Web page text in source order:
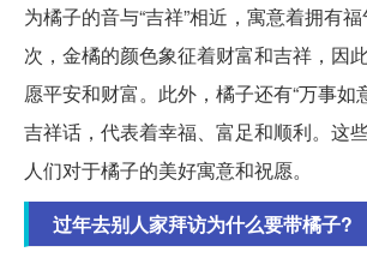
为橘子的音与“吉祥”相近，寓意着拥有
次，金橘的颜色象征着财富和吉祥，因
愿平安和财富。此外，橘子还有“万事如
吉祥话，代表着幸福、富足和顺利。这
人们对于橘子的美好寓意和祝愿。
过年去别人家拜访为什么要带橘子?